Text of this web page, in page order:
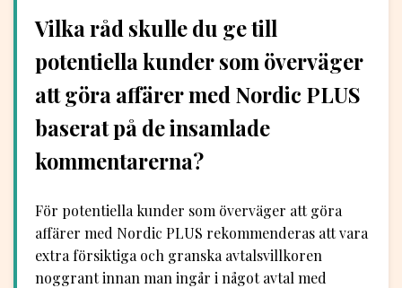
Vilka råd skulle du ge till
potentiella kunder som överväger
att göra affärer med Nordic PLUS
baserat på de insamlade
kommentarerna?
För potentiella kunder som överväger att göra
affärer med Nordic PLUS rekommenderas att vara
extra försiktiga och granska avtalsvillkoren
noggrant innan man ingår i något avtal med